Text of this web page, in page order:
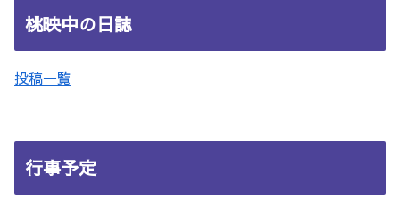
桃映中の日誌
投稿一覧
行事予定